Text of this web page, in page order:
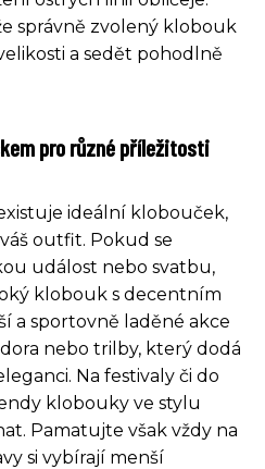
správně zvolený klobouk
a sedět pohodlně
pro různé příležitosti
ideální klobouček,
outfit. Pokud se
událost nebo svatbu,
klobouk s decentním
a sportovně laděné akce
nebo trilby, který dodá
Na festivaly či do
klobouky ve stylu
Pamatujte však vždy na
si vybírají menší